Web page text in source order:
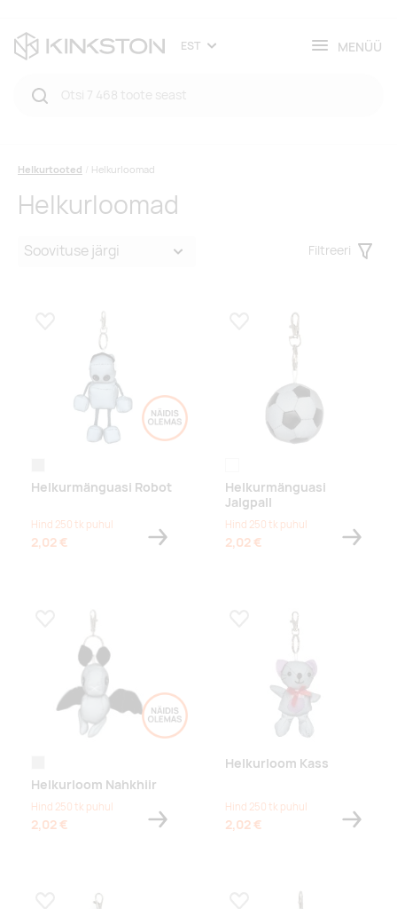
EST MENÜÜ
Helkurtooted Helkurloomad
Helkurloomad
Filtreeri
Filter
Lisa lemmikuks
Helkurmänguasi Robot
Hind 250 tk puhul
2,02 €
Lisa lemmikuks
Helkurmänguasi
Jalgpall
Hind 250 tk puhul
2,02 €
Helkurloom Nahkhiir
Hind 250 tk puhul
2,02 €
Lisa lemmikuks
Helkurloom Kass
Hind 250 tk puhul
2,02 €